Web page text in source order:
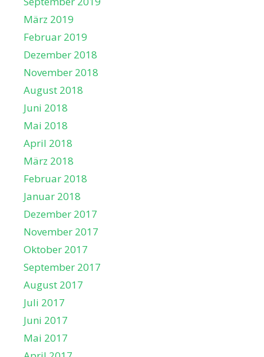
März 2019
Februar 2019
Dezember 2018
November 2018
August 2018
Juni 2018
Mai 2018
April 2018
März 2018
Februar 2018
Januar 2018
Dezember 2017
November 2017
Oktober 2017
September 2017
August 2017
Juli 2017
Juni 2017
Mai 2017